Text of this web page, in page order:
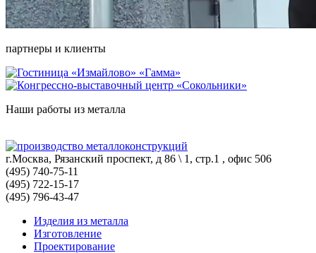
партнеры и клиенты
Наши работы из металла
г.Москва, Рязанский проспект, д 86 \ 1, стр.1 , офис 506
(495) 740-75-11
(495) 722-15-17
(495) 796-43-47
Изделия из металла
Изготовление
Проектирование